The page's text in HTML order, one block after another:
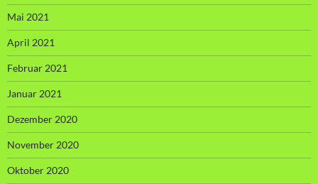
Mai 2021
April 2021
Februar 2021
Januar 2021
Dezember 2020
November 2020
Oktober 2020